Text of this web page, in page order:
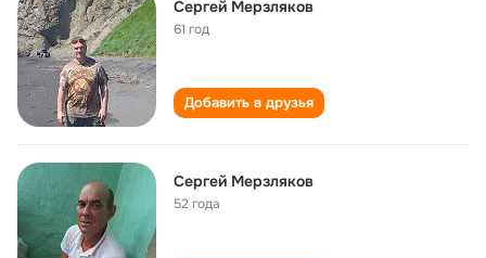
Сергей Мерзляков
61 год
Добавить в друзья
Сергей Мерзляков
52 года